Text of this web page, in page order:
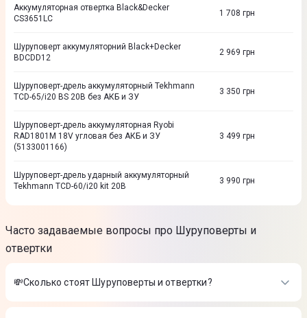
Аккумуляторная отвертка Black&Decker
CS3651LC
1 708 грн
Шуруповерт аккумуляторний Black+Decker
BDCDD12
2 969 грн
Шуруповерт-дрель аккумуляторный Tekhmann
TCD-65/i20 BS 20В без АКБ и ЗУ
3 350 грн
Шуруповерт-дрель аккумуляторная Ryobi
RAD1801M 18V угловая без АКБ и ЗУ
(5133001166)
3 499 грн
Шуруповерт-дрель ударный аккумуляторный
Tekhmann TCD-60/i20 kit 20В
3 990 грн
Часто задаваемые вопросы про Шуруповерты и
отвертки
💸Сколько стоят Шуруповерты и отвертки?